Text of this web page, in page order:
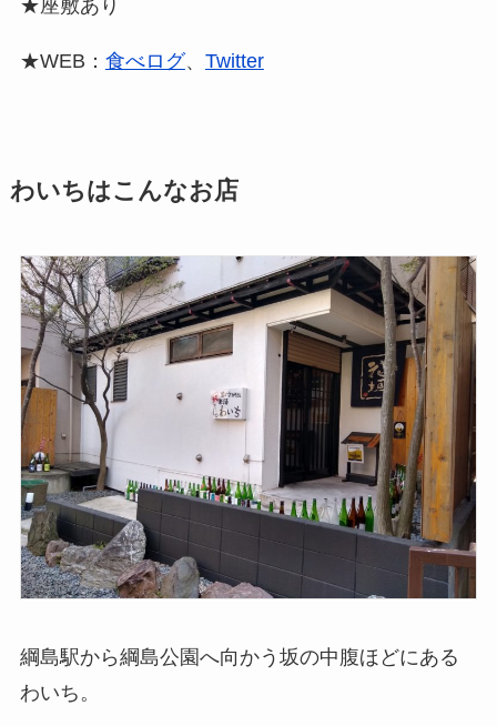
★座敷あり
★WEB： 食べログ、 Twitter
わいちはこんなお店
綱島駅から綱島公園へ向かう坂の中腹ほどにある
わいち。